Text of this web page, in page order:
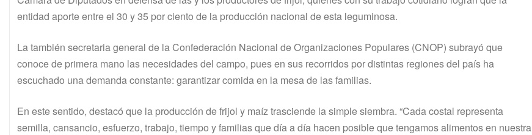
entidad aporte entre el 30 y 35 por ciento de la producción nacional de esta leguminosa.
La también secretaria general de la Confederación Nacional de Organizaciones Populares (CNOP) subrayó que
conoce de primera mano las necesidades del campo, pues en sus recorridos por distintas regiones del país ha
escuchado una demanda constante: garantizar comida en la mesa de las familias.
En este sentido, destacó que la producción de frijol y maíz trasciende la simple siembra. “Cada costal representa
semilla, cansancio, esfuerzo, trabajo, tiempo y familias que día a día hacen posible que tengamos alimentos en nuestra